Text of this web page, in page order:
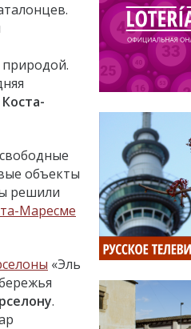
Коста-
объекты
решили
Маресме
«Эль
.